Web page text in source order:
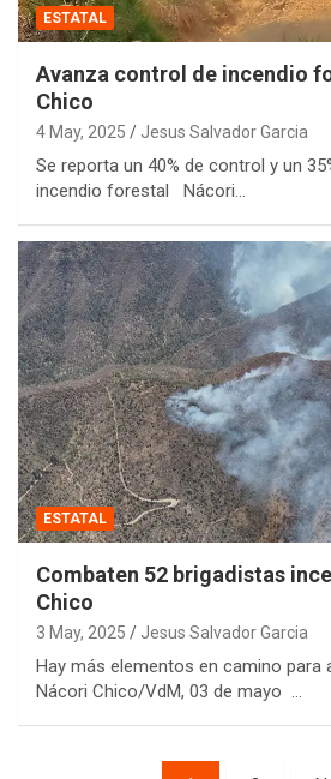
ESTATAL
Avanza control de incendio
Chico
4 May, 2025 Jesus Salvador Garcia
Se reporta un 40% de control y un
incendio forestal Nácori…
ESTATAL
Combaten 52 brigadistas
Chico
3 May, 2025 Jesus Salvador Garcia
Hay más elementos en camino para
Nácori Chico/VdM, 03 de mayo …